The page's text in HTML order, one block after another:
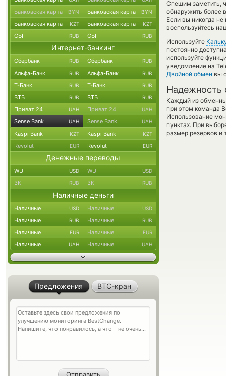
Спешим заметить,
обнаружить более
Если вы никогда
воспользуйтесь
Используйте
постоянно
используйте
уведомление на
Двойной обмен вы
Надежность
Каждый из
при этом команда
Использование
пунктах. При
размер резервов и
Банковская карта BYN Банковская карта BYN
Банковская карта KZT Банковская карта KZT
СБП RUB СБП RUB
Интернет-банкинг
Сбербанк RUB Сбербанк RUB
Альфа-Банк RUB Альфа-Банк RUB
Т-Банк RUB Т-Банк RUB
ВТБ RUB ВТБ RUB
Приват 24 UAH Приват 24 UAH
Sense Bank UAH Sense Bank UAH
Kaspi Bank KZT Kaspi Bank KZT
Revolut EUR Revolut EUR
Денежные переводы
WU USD WU USD
ЗК RUB ЗК RUB
Наличные деньги
Наличные USD Наличные USD
Наличные RUB Наличные RUB
Наличные EUR Наличные EUR
Наличные UAH Наличные UAH
Предложения BTC-кран